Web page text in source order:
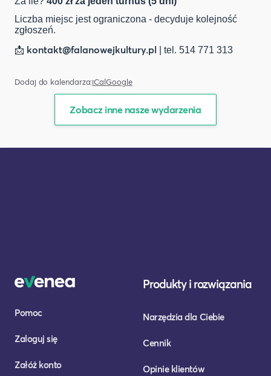
Liczba miejsc jest ograniczona - decyduje kolejność
zgłoszeń.
📩 kontakt@falanowejkultury.pl | tel. 514 771 313
Dodaj do kalendarza:iCalGoogle
Zobacz inne nasze wydarzenia
Pomoc
Zaloguj się
Załóż konto
Produkty i rozwiązania
Narzędzia dla Ciebie
Cennik
Opinie klientów